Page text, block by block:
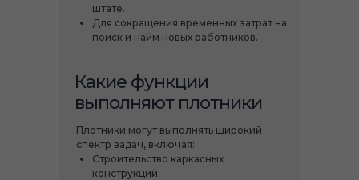
штате.
Для сокращения временных затрат на
поиск и найм новых работников.
Плотники могут выполнять широкий
спектр задач, включая:
Строительство каркасных
конструкций;
Какие функции
выполняют плотники